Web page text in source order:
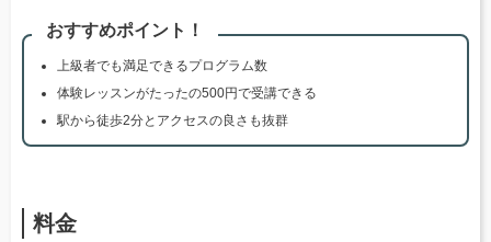
おすすめポイント！
上級者でも満足できるプログラム数
体験レッスンがたったの500円で受講できる
駅から徒歩2分とアクセスの良さも抜群
料金